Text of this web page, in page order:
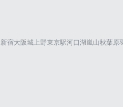
新宿大阪城 上野東京駅河口湖嵐山秋葉原